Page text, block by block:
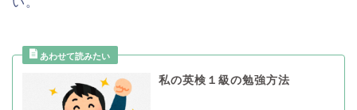
私の英検１級の勉強方法